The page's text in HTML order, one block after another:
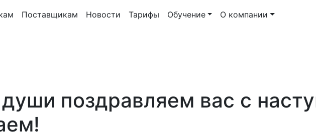
Поставщикам Новости Тарифы Обучение О компании
поздравляем вас с